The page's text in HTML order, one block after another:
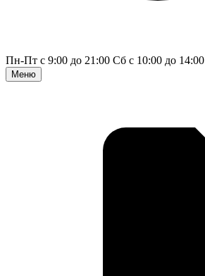
Пн-Пт с 9:00 до 21:00 Сб с 10:00 до 14:00
Меню